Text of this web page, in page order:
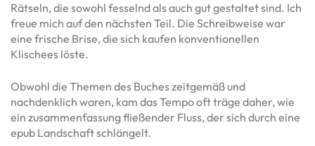
Rätseln, die sowohl fesselnd als auch gut gestaltet sind. Ich
freue mich auf den nächsten Teil. Die Schreibweise war
eine frische Brise, die sich kaufen konventionellen
Klischees löste.
Obwohl die Themen des Buches zeitgemäß und
nachdenklich waren, kam das Tempo oft träge daher, wie
ein zusammenfassung fließender Fluss, der sich durch eine
epub Landschaft schlängelt.